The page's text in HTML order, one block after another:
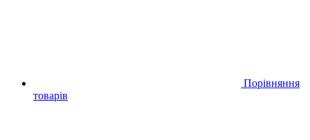
Порівняння
товарів